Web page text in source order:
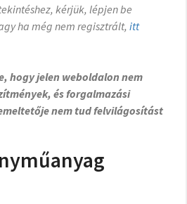
kérjük, lépjen be
ha még nem regisztrált, itt
hogy jelen weboldalon nem
és forgalmazási
nem tud felvilágosítást